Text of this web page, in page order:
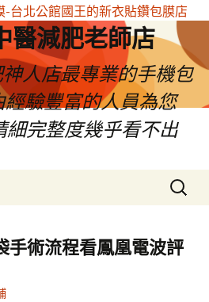
醫減肥老師店
人店最專業的手機包
經驗豐富的人員為您
細完整度幾乎看不出
搜
尋
鍵
字:
手術流程看鳳凰電波評